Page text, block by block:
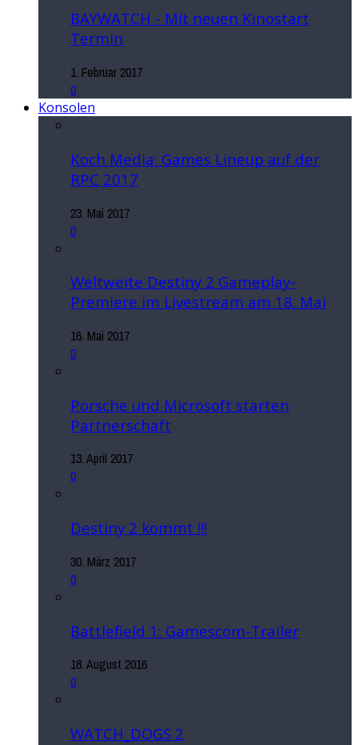
BAYWATCH - Mit neuen Kinostart
Termin
1. Februar 2017
0
Konsolen
Koch Media: Games Lineup auf der
RPC 2017
23. Mai 2017
0
Weltweite Destiny 2 Gameplay-
Premiere im Livestream am 18. Mai
16. Mai 2017
0
Porsche und Microsoft starten
Partnerschaft
13. April 2017
0
Destiny 2 kommt !!!
30. März 2017
0
Battlefield 1: Gamescom-Trailer
18. August 2016
0
WATCH_DOGS 2